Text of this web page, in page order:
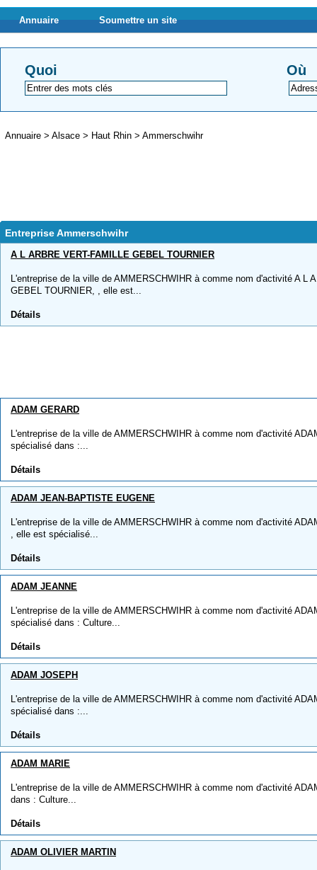
Annuaire Soumettre un site
Quoi Où
Annuaire > Alsace > Haut Rhin > Ammerschwihr
Entreprise Ammerschwihr
A L ARBRE VERT-FAMILLE GEBEL TOURNIER
L'entreprise de la ville de AMMERSCHWIHR à comme nom d'activité A L
GEBEL TOURNIER, , elle est...
Détails
ADAM GERARD
L'entreprise de la ville de AMMERSCHWIHR à comme nom d'activité
spécialisé dans :...
Détails
ADAM JEAN-BAPTISTE EUGENE
L'entreprise de la ville de AMMERSCHWIHR à comme nom d'activité
, elle est spécialisé...
Détails
ADAM JEANNE
L'entreprise de la ville de AMMERSCHWIHR à comme nom d'activité
spécialisé dans : Culture...
Détails
ADAM JOSEPH
L'entreprise de la ville de AMMERSCHWIHR à comme nom d'activité
spécialisé dans :...
Détails
ADAM MARIE
L'entreprise de la ville de AMMERSCHWIHR à comme nom d'activité
dans : Culture...
Détails
ADAM OLIVIER MARTIN